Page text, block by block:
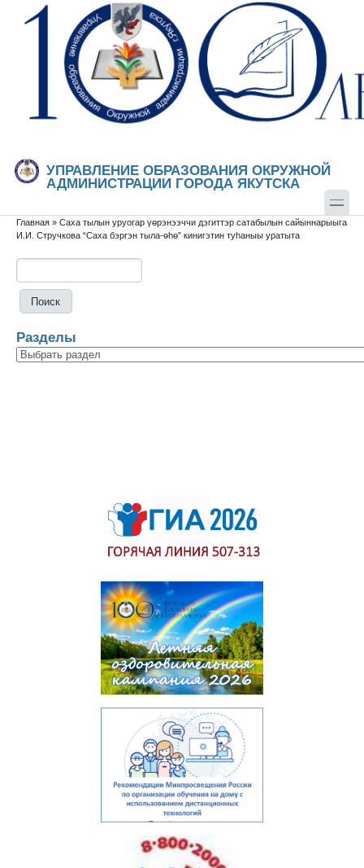
Перейти к основному содержанию
Skip to search
УПРАВЛЕНИЕ ОБРАЗОВАНИЯ ОКРУЖНОЙ
АДМИНИСТРАЦИИ ГОРОДА ЯКУТСКА
Вы здесь
Главная » Саха тылын уруогар үөрэнээччи дэгиттэр сатабылын сайыннарыыга
И.И. Стручкова “Саха бэргэн тыла-өһө” кинигэтин туһаныы уратыта
Разделы